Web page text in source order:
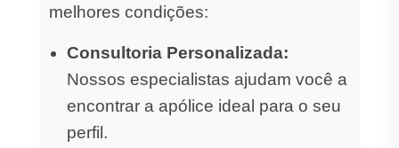
melhores condições:
Consultoria Personalizada:
Nossos especialistas ajudam você a
encontrar a apólice ideal para o seu
perfil.